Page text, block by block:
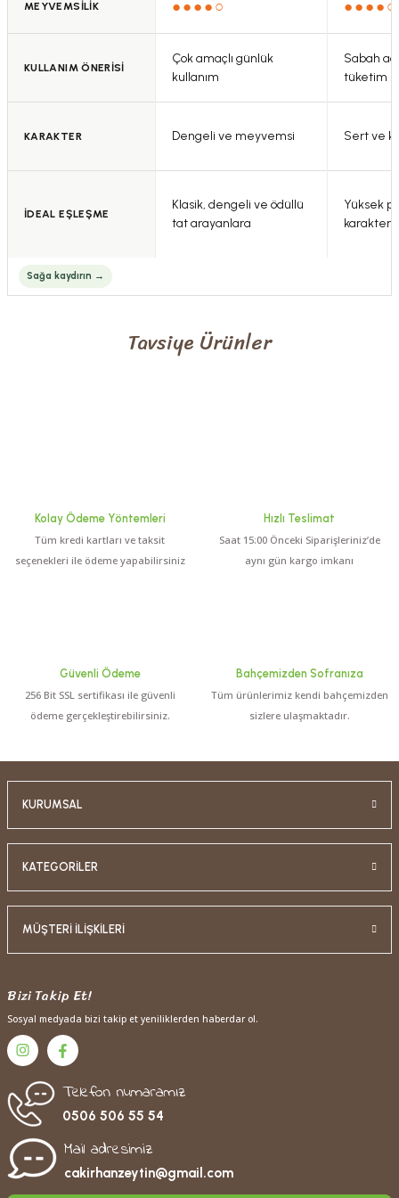
Gönder
MEYVEMSİLİK ●●●●○ ●●●●○
KULLANIM ÖNERİSİ
Çok amaçlı günlük
kullanım
Sabah
tüketim
KARAKTER Dengeli ve meyvemsi Sert ve
İDEAL EŞLEŞME
Klasik, dengeli ve ödüllü
tat arayanlara
Yüksek
karakter
Tavsiye Ürünler
3000 TL ÜZERİ KARGO BEDAVA
Kolay Ödeme Yöntemleri
Tüm kredi kartları ve taksit
seçenekleri ile ödeme yapabilirsiniz
Hızlı Teslimat
Saat 15:00 Önceki Siparişleriniz’de
aynı gün kargo imkanı
Güvenli Ödeme
256 Bit SSL sertifikası ile güvenli
ödeme gerçekleştirebilirsiniz.
Bahçemizden Sofranıza
Tüm ürünlerimiz kendi bahçemizden
sizlere ulaşmaktadır.
KURUMSAL
KATEGORİLER
MÜŞTERİ İLİŞKİLERİ
Bizi Takip Et!
Sosyal medyada bizi takip et yeniliklerden haberdar ol.
Telefon numaramız
0506 506 55 54
Mail adresimiz
cakirhanzeytin@gmail.com